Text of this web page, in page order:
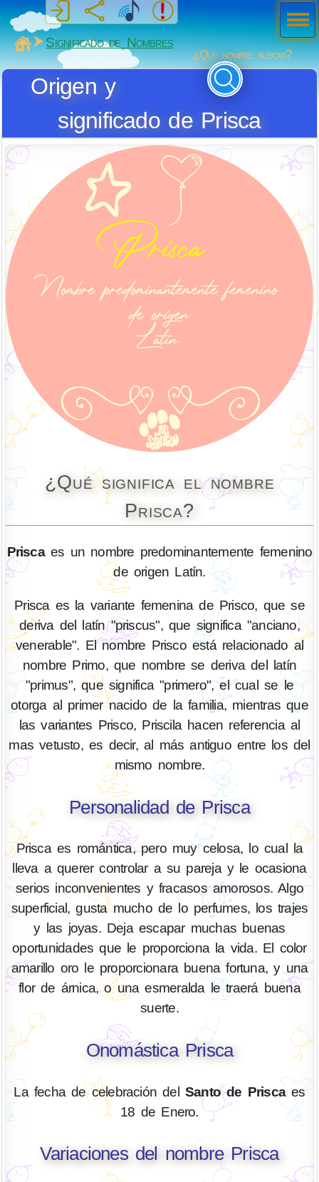
MiSabueso
Significado de Nombres
¿Qué nombre buscas?
Origen y
significado de Prisca
¿Qué significa el nombre
Prisca?
Priscaes un nombre predominantemente femenino
de origen Latín.
Prisca es la variante femenina de Prisco, que se
deriva del latín "priscus", que significa "anciano,
venerable". El nombre Prisco está relacionado al
nombre Primo, que nombre se deriva del latín
"primus", que significa "primero", el cual se le
otorga al primer nacido de la familia, mientras que
las variantes Prisco, Priscila hacen referencia al
mas vetusto, es decir, al más antiguo entre los del
mismo nombre.
Personalidad de Prisca
Prisca es romántica, pero muy celosa, lo cual la
lleva a querer controlar a su pareja y le ocasiona
serios inconvenientes y fracasos amorosos. Algo
superficial, gusta mucho de lo perfumes, los trajes
y las joyas. Deja escapar muchas buenas
oportunidades que le proporciona la vida. El color
amarillo oro le proporcionara buena fortuna, y una
flor de árnica, o una esmeralda le traerá buena
suerte.
Onomástica Prisca
La fecha de celebración del Santo de Priscaes
18 de Enero.
Variaciones del nombre Prisca
Men
ú